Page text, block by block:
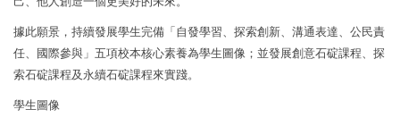
相關資源與連結
據此願景，持續發展學生完備「自發學習、探索創新、溝通表達、公民責
任、國際參與」五項校本核心素養為學生圖像；並發展創意石碇課程、探
索石碇課程及永續石碇課程來實踐。
學生圖像